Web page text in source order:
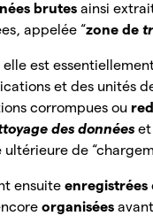
brutesainsi
appelée “zone de
elle est
et des unités
corrompues ou
des données
de
ensuiteenregistrées
organisées